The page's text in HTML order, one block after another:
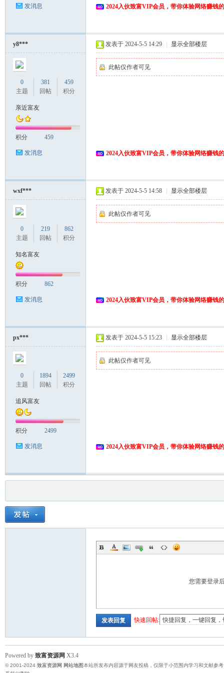
发消息 2024入伙致富VIP会员，带你体验网络赚钱
y8***
0
主题
381
回帖
459
积分
亲近富友
积分 459
发消息
发表于 2024-5-5 14:29 显示全部楼层
此帖仅作者可见
2024入伙致富VIP会员，带你体验网络赚钱
wxf***
0
主题
219
回帖
862
积分
知名富友
积分 862
发消息
发表于 2024-5-5 14:58 显示全部楼层
此帖仅作者可见
2024入伙致富VIP会员，带你体验网络赚钱
px***
0
主题
1894
回帖
2499
积分
追风富友
积分 2499
发消息
发表于 2024-5-5 15:23 显示全部楼层
此帖仅作者可见
2024入伙致富VIP会员，带你体验网络赚钱
您需要登录
发表回复 快速回帖:
Powered by 致富资源网 X3.4
© 2001-2024 致富资源网 网站地图本站所发布内容源于网友投稿，仅限于小范围内学习和文献参